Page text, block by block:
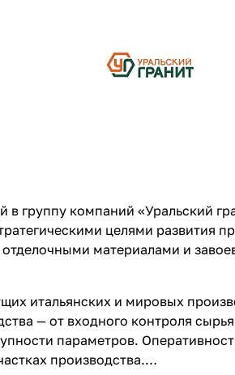
группу компаний «Уральский
целями развития
материалами и
итальянских и мировых
— от входного контроля
параметров.
производства.